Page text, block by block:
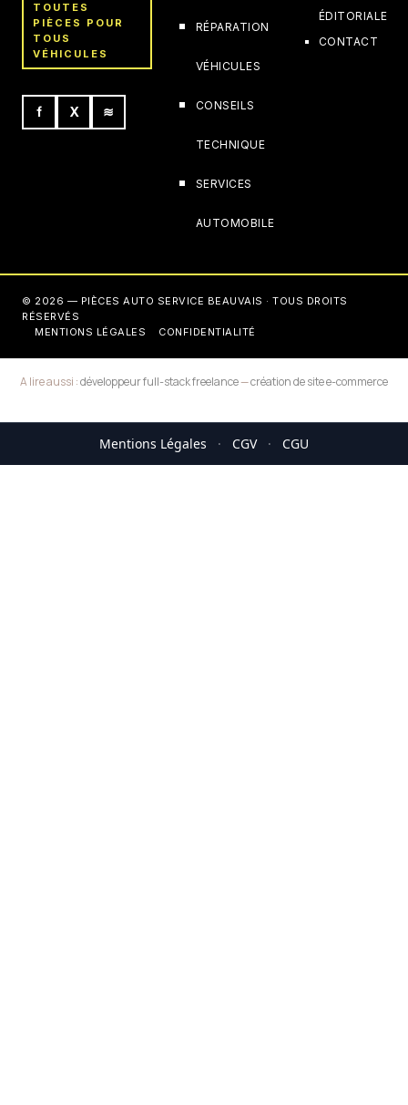
TOUTES
PIÈCES POUR
TOUS
VÉHICULES
f X ≋
RÉPARATION
VÉHICULES
CONSEILS
TECHNIQUE
SERVICES
AUTOMOBILE
ÉDITORIALE
CONTACT
© 2026 — PIÈCES AUTO SERVICE BEAUVAIS · TOUS DROITS
RÉSERVÉS
MENTIONS LÉGALES
CONFIDENTIALITÉ
A lire aussi :développeur full-stack freelance—création de site e-commerce
Mentions Légales · CGV · CGU